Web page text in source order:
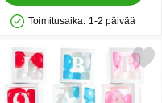
Saatavuus: Varastossa
Toimitusaika: 1-2 päivää
suosikiksi
Merkitse ilmapallolaatikot